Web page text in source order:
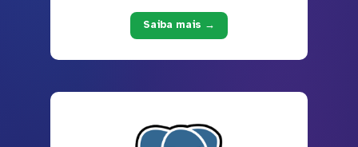
Saiba mais →